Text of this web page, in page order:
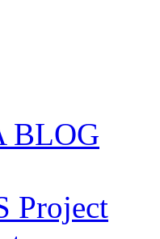
BLOG
Project